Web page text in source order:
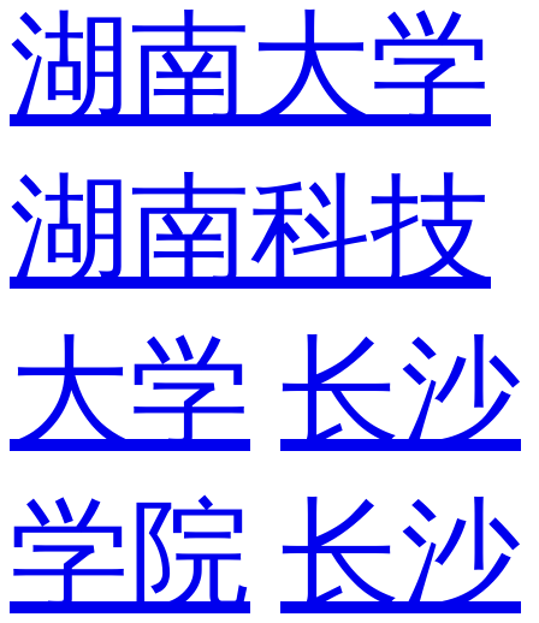
湖南大学
湖南科技
大学 长沙
学院 长沙